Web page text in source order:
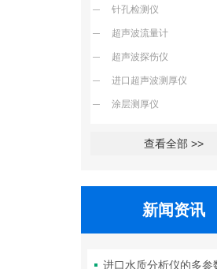
针孔检测仪
超声波流量计
超声波探伤仪
进口超声波测厚仪
涂层测厚仪
查看全部 >>
新闻资讯